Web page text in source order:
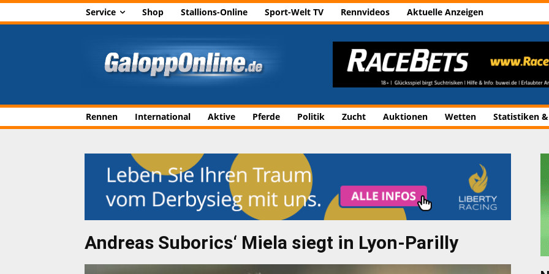
Service Shop Stallions-Online Sport-Welt TV Rennvideos Aktuelle Anzeigen
Rennen International Aktive Pferde Politik Zucht Auktionen Wetten Statistiken
Andreas Suborics‘ Miela siegt in Lyon-Parilly